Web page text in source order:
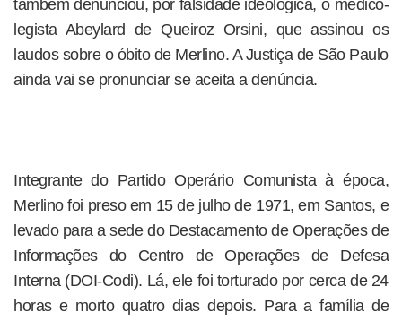
também denunciou, por falsidade ideológica, o médico-
legista Abeylard de Queiroz Orsini, que assinou os
laudos sobre o óbito de Merlino. A Justiça de São Paulo
ainda vai se pronunciar se aceita a denúncia.
Integrante do Partido Operário Comunista à época,
Merlino foi preso em 15 de julho de 1971, em Santos, e
levado para a sede do Destacamento de Operações de
Informações do Centro de Operações de Defesa
Interna (DOI-Codi). Lá, ele foi torturado por cerca de 24
horas e morto quatro dias depois. Para a família de